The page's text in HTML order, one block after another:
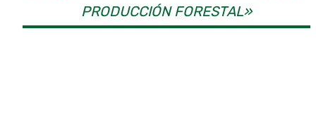
PRODUCCIÓN FORESTAL»